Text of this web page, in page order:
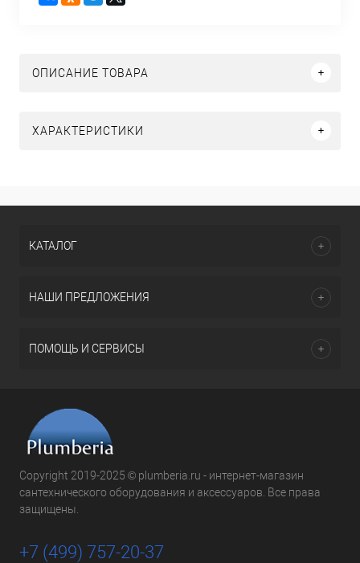
ОПИСАНИЕ ТОВАРА
ХАРАКТЕРИСТИКИ
КАТАЛОГ
НАШИ ПРЕДЛОЖЕНИЯ
ПОМОЩЬ И СЕРВИСЫ
Copyright 2019-2025 © plumberia.ru - интернет-магазин
сантехнического оборудования и аксессуаров. Все права
защищены.
+7 (499) 757-20-37